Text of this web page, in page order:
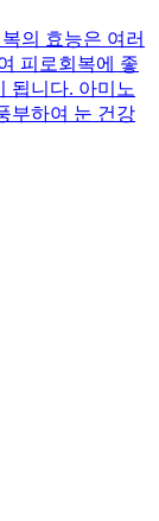
의 효능은 여러
피로회복에 좋
됩니다. 아미노
부하여 눈 건강